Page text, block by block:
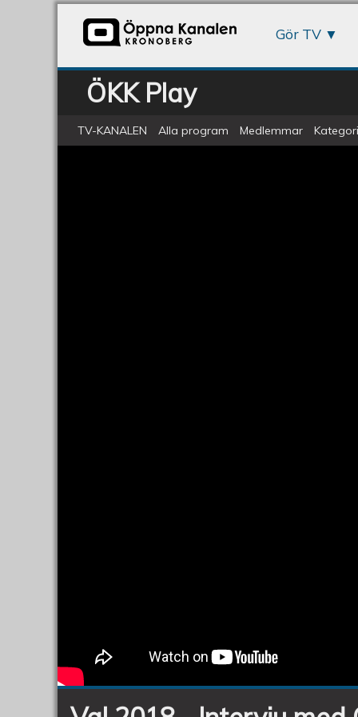
Gör TV
ÖKK Play
TV-KANALEN Alla program Medlemmar